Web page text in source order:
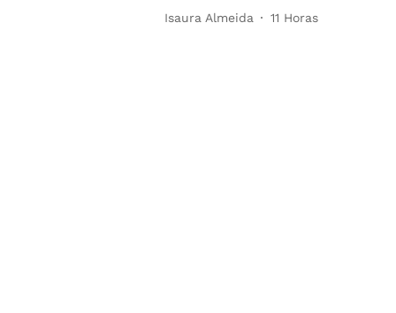
Isaura Almeida 11 Horas